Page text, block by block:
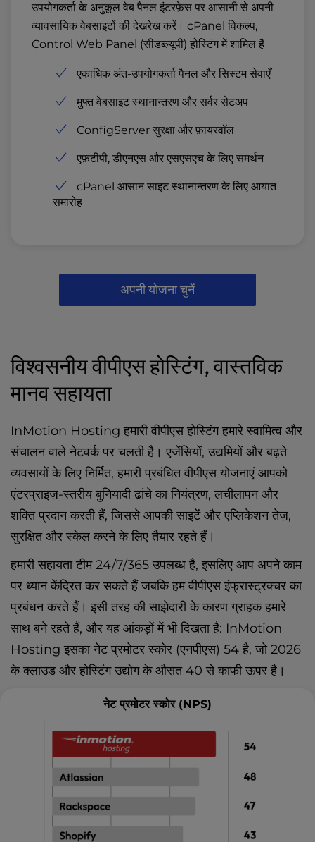
उपयोगकर्ता के अनुकूल वेब पैनल इंटरफ़ेस पर आसानी से अपनी
व्यावसायिक वेबसाइटों की देखरेख करें। cPanel विकल्प,
Control Web Panel (सीडब्ल्यूपी) होस्टिंग में शामिल हैं
एकाधिक अंत-उपयोगकर्ता पैनल और सिस्टम सेवाएँ
मुफ्त वेबसाइट स्थानान्तरण और सर्वर सेटअप
ConfigServer सुरक्षा और फ़ायरवॉल
एफ़टीपी, डीएनएस और एसएसएच के लिए समर्थन
cPanel आसान साइट स्थानान्तरण के लिए आयात
समारोह
अपनी योजना चुनें
विश्वसनीय वीपीएस होस्टिंग, वास्तविक
मानव सहायता
InMotion Hosting हमारी वीपीएस होस्टिंग हमारे स्वामित्व और
संचालन वाले नेटवर्क पर चलती है। एजेंसियों, उद्यमियों और बढ़ते
व्यवसायों के लिए निर्मित, हमारी प्रबंधित वीपीएस योजनाएं आपको
एंटरप्राइज़-स्तरीय बुनियादी ढांचे का नियंत्रण, लचीलापन और
शक्ति प्रदान करती हैं, जिससे आपकी साइटें और एप्लिकेशन तेज़,
सुरक्षित और स्केल करने के लिए तैयार रहते हैं।
हमारी सहायता टीम 24/7/365 उपलब्ध है, इसलिए आप अपने काम
पर ध्यान केंद्रित कर सकते हैं जबकि हम वीपीएस इंफ्रास्ट्रक्चर का
प्रबंधन करते हैं। इसी तरह की साझेदारी के कारण ग्राहक हमारे
साथ बने रहते हैं, और यह आंकड़ों में भी दिखता है: InMotion
Hosting इसका नेट प्रमोटर स्कोर (एनपीएस) 54 है, जो 2026
के क्लाउड और होस्टिंग उद्योग के औसत 40 से काफी ऊपर है।
नेट प्रमोटर स्कोर (NPS)